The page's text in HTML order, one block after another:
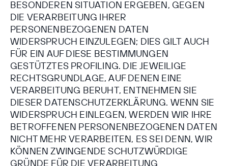
BESONDEREN SITUATION ERGEBEN, GEGEN
DIE VERARBEITUNG IHRER
PERSONENBEZOGENEN DATEN
WIDERSPRUCH EINZULEGEN; DIES GILT AUCH
FÜR EIN AUF DIESE BESTIMMUNGEN
GESTÜTZTES PROFILING. DIE JEWEILIGE
RECHTSGRUNDLAGE, AUF DENEN EINE
VERARBEITUNG BERUHT, ENTNEHMEN SIE
DIESER DATENSCHUTZERKLÄRUNG. WENN SIE
WIDERSPRUCH EINLEGEN, WERDEN WIR IHRE
BETROFFENEN PERSONENBEZOGENEN DATEN
NICHT MEHR VERARBEITEN, ES SEI DENN, WIR
KÖNNEN ZWINGENDE SCHUTZWÜRDIGE
GRÜNDE FÜR DIE VERARBEITUNG